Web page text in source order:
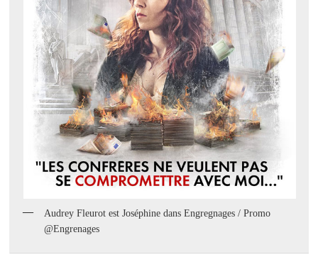
Audrey Fleurot est Joséphine dans Engregnages / Promo
@Engrenages